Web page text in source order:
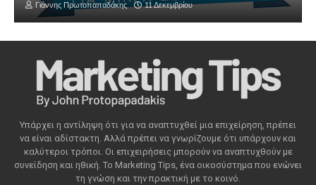
Γιάννης Πρωτοπαπαδάκης 11 Δεκεμβρίου
Υπάρχει η αντίληψη ότι για να αναπτυχθεί μια επιχείρηση, πρέπει
να είναι αδίστακτη. Αλλά πρέπει να γνωρίζουμε ότι υπάρχουν και
καλύτεροι τρόποι. Οι επιχειρήσεις μπορούν να αναπτυχθούν με
συνείδηση ​​και ηθική. Το Marketing Tips, ένα οικοσύστημα που ενώνει
τη γνώση και την πρακτική με το κοινό.